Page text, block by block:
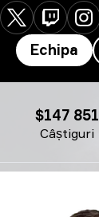
Echipa
Câștiguri
$147 851